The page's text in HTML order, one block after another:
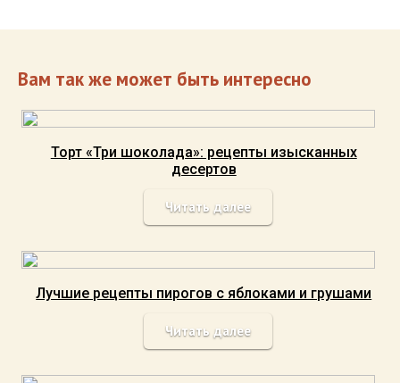
Вам так же может быть интересно
Торт «Три шоколада»: рецепты изысканных
десертов
Читать далее
Лучшие рецепты пирогов с яблоками и грушами
Читать далее